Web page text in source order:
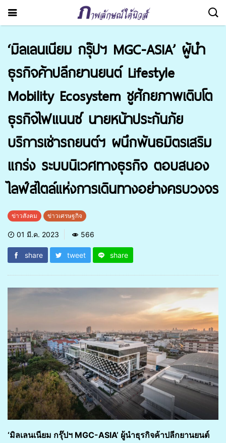
‘มิลเลนเนียม กรุ๊ปฯ MGC-ASIA’ ผู้นำ
ธุรกิจค้าปลีกยานยนต์ Lifestyle
Mobility Ecosystem ชูศักยภาพเติบโต
ธุรกิจไฟแนนซ์ นายหน้าประกันภัย
บริการเช่ารถยนต์ฯ ผนึกพันธมิตรเสริม
แกร่ง ระบบนิเวศทางธุรกิจ ตอบสนอง
ไลฟ์สไตล์แห่งการเดินทางอย่างครบวงจร
ข่าวสังคม ข่าวเศรษฐกิจ
01 มี.ค. 2023 566
share tweet share
‘มิลเลนเนียม กรุ๊ปฯ MGC-ASIA’ ผู้นำธุรกิจค้าปลีกยานยนต์